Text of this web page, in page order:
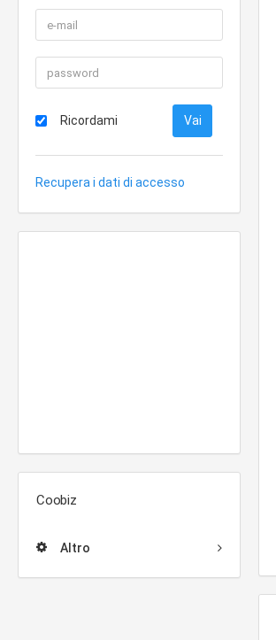
Ricordami
Recupera i dati di accesso
Coobiz
Altro